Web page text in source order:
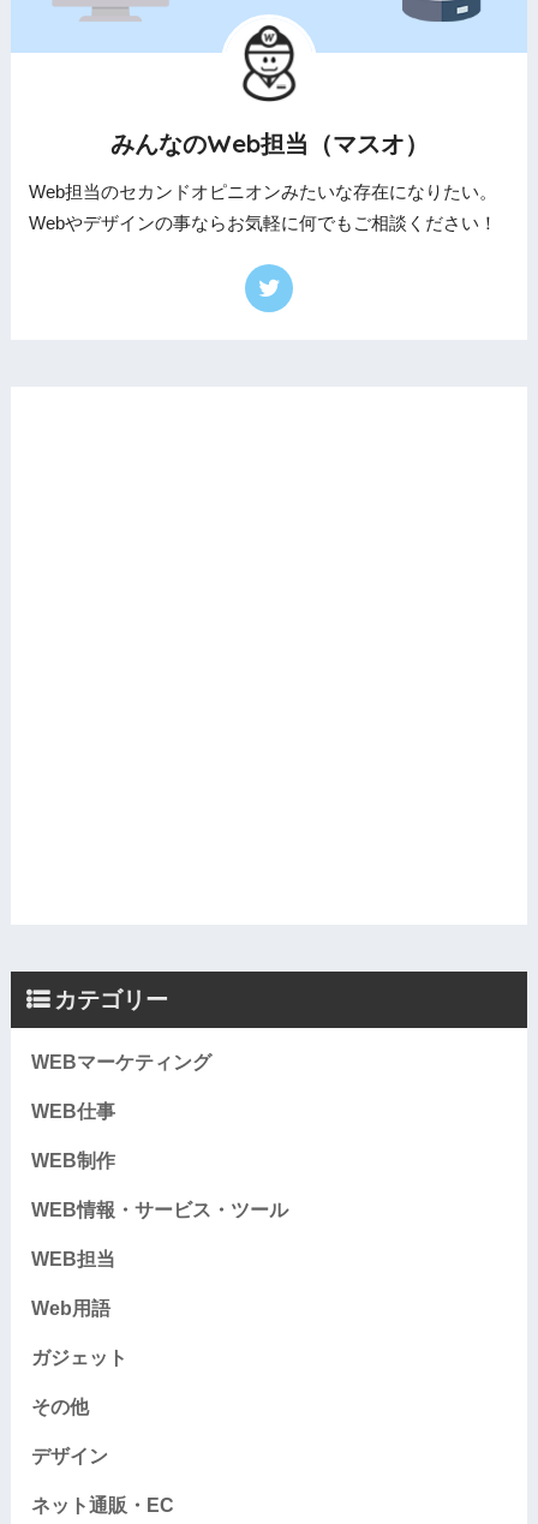
みんなのWeb担当（マスオ）
Web担当のセカンドオピニオンみたいな存在になりたい。
Webやデザインの事ならお気軽に何でもご相談ください！
カテゴリー
WEBマーケティング
WEB仕事
WEB制作
WEB情報・サービス・ツール
WEB担当
Web用語
ガジェット
その他
デザイン
ネット通販・EC